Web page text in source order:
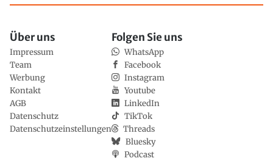
Über uns
Impressum
Team
Werbung
Kontakt
AGB
Datenschutz
Datenschutzeinstellungen
Folgen Sie uns
WhatsApp
Facebook
Instagram
Youtube
LinkedIn
TikTok
Threads
Bluesky
Podcast